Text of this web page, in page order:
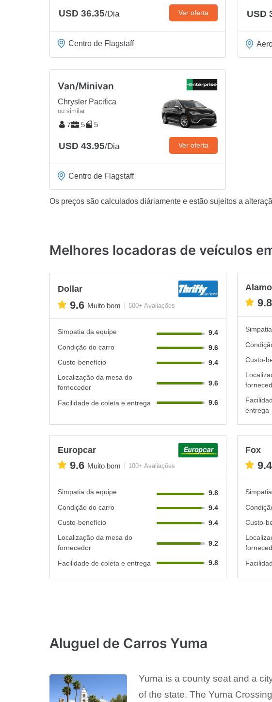
USD 36.35/Dia Ver oferta
Centro de Flagstaff
USD
Van/Minivan
Chrysler Pacifica
ou similar
7 5 5
USD 43.95/Dia Ver oferta
Centro de Flagstaff
Os preços são calculados diáriamente e estão sujeitos a
Melhores locadoras de veículos
Dollar
9.6 Muito bom 500+ Avaliações
Simpatia da equipe
9.4
Condição do carro
9.6
Custo-benefício
9.4
Localização da mesa do
fornecedor
9.6
Facilidade de coleta e entrega 9.6
Alamo
9.8
Custo-
entrega
Europcar
9.6 Muito bom 100+ Avaliações
Simpatia da equipe
9.8
Condição do carro
9.4
Custo-benefício
9.4
Localização da mesa do
fornecedor
9.2
Facilidade de coleta e entrega 9.8
Fox
9.4
Custo-
Aluguel de Carros Yuma
Yuma is a county seat and a
of the state. The Yuma